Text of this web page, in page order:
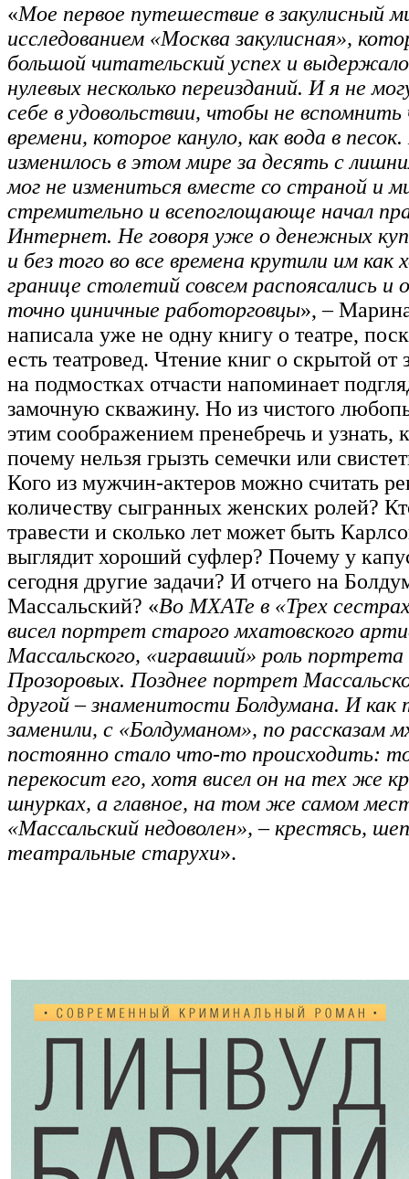
«Мое первое путешествие в закулисный
исследованием «Москва закулисная»,
большой читательский успех и
нулевых несколько переизданий. И я не
себе в удовольствии, чтобы не
времени, которое кануло, как вода в
изменилось в этом мире за десять с
мог не измениться вместе со страной и
стремительно и всепоглощающе начал
Интернет. Не говоря уже о денежных
и без того во все времена крутили им как
границе столетий совсем распоясались и
точно циничные работорговцы», –
написала уже не одну книгу о театре,
есть театровед. Чтение книг о скрытой от
на подмостках отчасти напоминает
замочную скважину. Но из чистого
этим соображением пренебречь и узнать,
почему нельзя грызть семечки или
Кого из мужчин-актеров можно считать
количеству сыгранных женских ролей?
травести и сколько лет может быть
выглядит хороший суфлер? Почему у
сегодня другие задачи? И отчего на
Массальский? «Во МХАТе в «Трех
висел портрет старого мхатовского
Массальского, «игравший» роль
Прозоровых. Позднее портрет
другой – знаменитости Болдумана. И как
заменили, с «Болдуманом», по рассказам
постоянно стало что-то происходить:
перекосит его, хотя висел он на тех же
шнурках, а главное, на том же самом
«Массальский недоволен», – крестясь,
театральные старухи».